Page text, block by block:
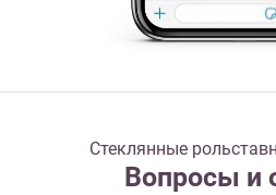
Стеклянные
Вопросы и